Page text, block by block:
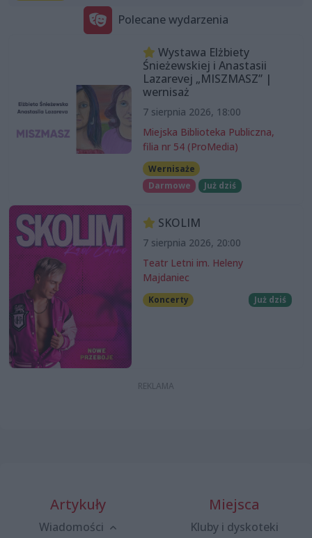
Polecane wydarzenia
Wystawa Elżbiety
Śnieżewskiej i Anastasii
Lazarevej „MISZMASZ” |
wernisaż
7 sierpnia 2026, 18:00
Miejska Biblioteka Publiczna,
filia nr 54 (ProMedia)
Wernisaże
Darmowe
Już dziś
SKOLIM
7 sierpnia 2026, 20:00
Teatr Letni im. Heleny
Majdaniec
Koncerty Już dziś
Artykuły
Wiadomości
Miejsca
Kluby i dyskoteki